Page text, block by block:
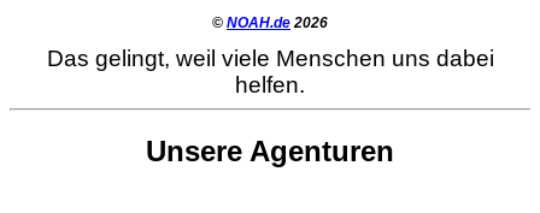
© NOAH.de 2026
Das gelingt, weil viele Menschen uns dabei
helfen.
Unsere Agenturen